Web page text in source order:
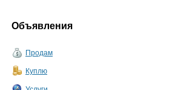
Объявления
Продам
Куплю